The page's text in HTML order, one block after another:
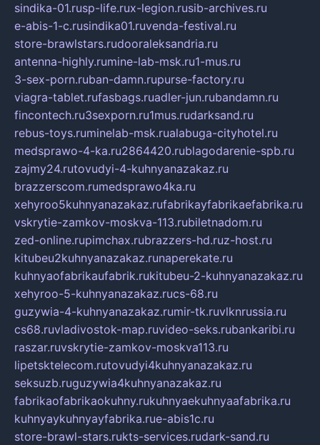
sindika-01.rusp-life.rux-legion.rusib-archives.ru
e-abis-1-c.rusindika01.ruvenda-festival.ru
store-brawlstars.rudooraleksandria.ru
antenna-highly.rumine-lab-msk.ru1-mus.ru
3-sex-porn.ruban-damn.rupurse-factory.ru
viagra-tablet.rufasbags.ruadler-jun.rubandamn.ru
fincontech.ru3sexporn.ru1mus.rudarksand.ru
rebus-toys.ruminelab-msk.rualabuga-cityhotel.ru
medsprawo-4-ka.ru2864420.rublagodarenie-spb.ru
zajmy24.rutovudyi-4-kuhnyanazakaz.ru
brazzerscom.rumedsprawo4ka.ru
xehyroo5kuhnyanazakaz.rufabrikayfabrikaefabrika.ru
vskrytie-zamkov-moskva-113.rubiletnadom.ru
zed-online.rupimchax.rubrazzers-hd.ruz-host.ru
kitubeu2kuhnyanazakaz.runaperekate.ru
kuhnyaofabrikaufabrik.rukitubeu-2-kuhnyanazakaz.ru
xehyroo-5-kuhnyanazakaz.rucs-68.ru
guzywia-4-kuhnyanazakaz.rumir-tk.ruvlknrussia.ru
cs68.ruvladivostok-map.ruvideo-seks.rubankaribi.ru
raszar.ruvskrytie-zamkov-moskva113.ru
lipetsktelecom.rutovudyi4kuhnyanazakaz.ru
seksuzb.ruguzywia4kuhnyanazakaz.ru
fabrikaofabrikaokuhny.rukuhnyaekuhnyaafabrika.ru
kuhnyaykuhnyayfabrika.rue-abis1c.ru
store-brawl-stars.rukts-services.rudark-sand.ru